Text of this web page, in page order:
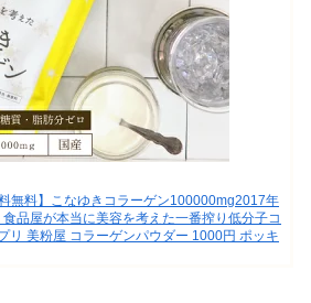
料】こなゆきコラーゲン100000mg2017年
品屋が本当に美容を考えた一番搾り低分子コ
リ 美粉屋 コラーゲンパウダー 1000円 ポッキ